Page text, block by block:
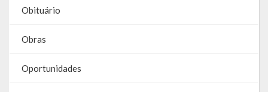
Obituário
Obras
Oportunidades